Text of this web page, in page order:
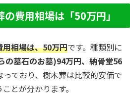
も提供中。
費用相場は「50万円」
用相場は、50万円です。種類別に
の墓石のお墓)94万円、納骨堂56
っており、樹木葬は比較的安価で
とが分かります。